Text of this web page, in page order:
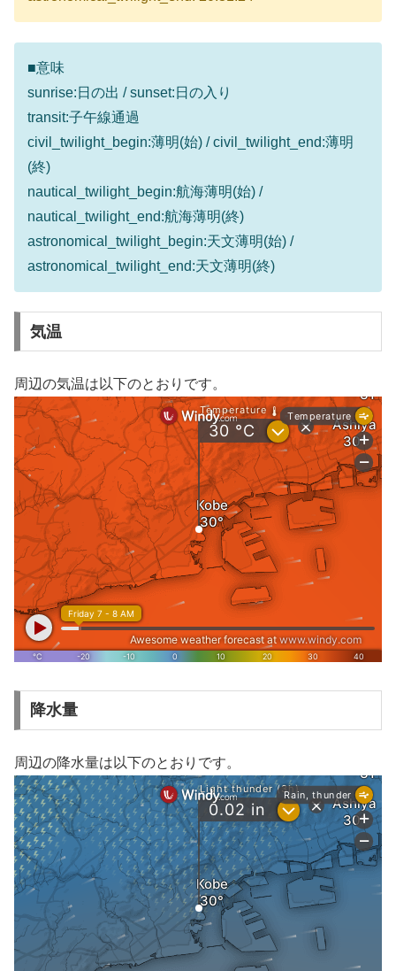
■意味
sunrise:日の出 / sunset:日の入り
transit:子午線通過
civil_twilight_begin:薄明(始) / civil_twilight_end:薄明
(終)
nautical_twilight_begin:航海薄明(始) /
nautical_twilight_end:航海薄明(終)
astronomical_twilight_begin:天文薄明(始) /
astronomical_twilight_end:天文薄明(終)
気温
周辺の気温は以下のとおりです。
降水量
周辺の降水量は以下のとおりです。